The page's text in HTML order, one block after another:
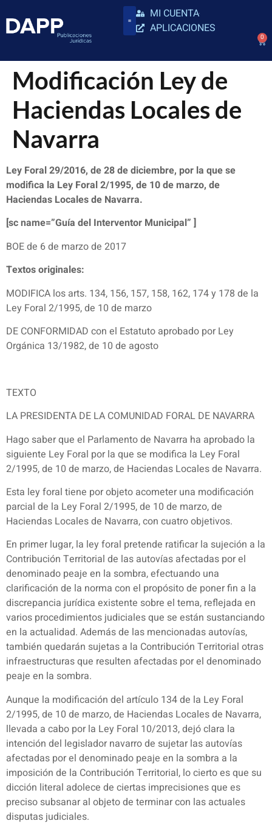
MI CUENTA
APLICACIONES
0
Modificación Ley de
Haciendas Locales de
Navarra
Ley Foral 29/2016, de 28 de diciembre, por la que se
modifica la Ley Foral 2/1995, de 10 de marzo, de
Haciendas Locales de Navarra.
[sc name=”Guía del Interventor Municipal” ]
BOE de 6 de marzo de 2017
Textos originales:
MODIFICA los arts. 134, 156, 157, 158, 162, 174 y 178 de la
Ley Foral 2/1995, de 10 de marzo
DE CONFORMIDAD con el Estatuto aprobado por Ley
Orgánica 13/1982, de 10 de agosto
TEXTO
LA PRESIDENTA DE LA COMUNIDAD FORAL DE NAVARRA
Hago saber que el Parlamento de Navarra ha aprobado la
siguiente Ley Foral por la que se modifica la Ley Foral
2/1995, de 10 de marzo, de Haciendas Locales de Navarra.
Esta ley foral tiene por objeto acometer una modificación
parcial de la Ley Foral 2/1995, de 10 de marzo, de
Haciendas Locales de Navarra, con cuatro objetivos.
En primer lugar, la ley foral pretende ratificar la sujeción a la
Contribución Territorial de las autovías afectadas por el
denominado peaje en la sombra, efectuando una
clarificación de la norma con el propósito de poner fin a la
discrepancia jurídica existente sobre el tema, reflejada en
varios procedimientos judiciales que se están sustanciando
en la actualidad. Además de las mencionadas autovías,
también quedarán sujetas a la Contribución Territorial otras
infraestructuras que resulten afectadas por el denominado
peaje en la sombra.
Aunque la modificación del artículo 134 de la Ley Foral
2/1995, de 10 de marzo, de Haciendas Locales de Navarra,
llevada a cabo por la Ley Foral 10/2013, dejó clara la
intención del legislador navarro de sujetar las autovías
afectadas por el denominado peaje en la sombra a la
imposición de la Contribución Territorial, lo cierto es que su
dicción literal adolece de ciertas imprecisiones que es
preciso subsanar al objeto de terminar con las actuales
disputas judiciales.